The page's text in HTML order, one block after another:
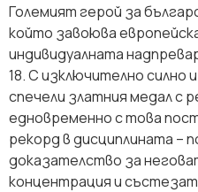
Големият герой за
който завоюва
индивидуалната
18. С изключително силно
спечели златния медал с
едновременно с това
рекорд в дисциплината –
доказателство за
концентрация и